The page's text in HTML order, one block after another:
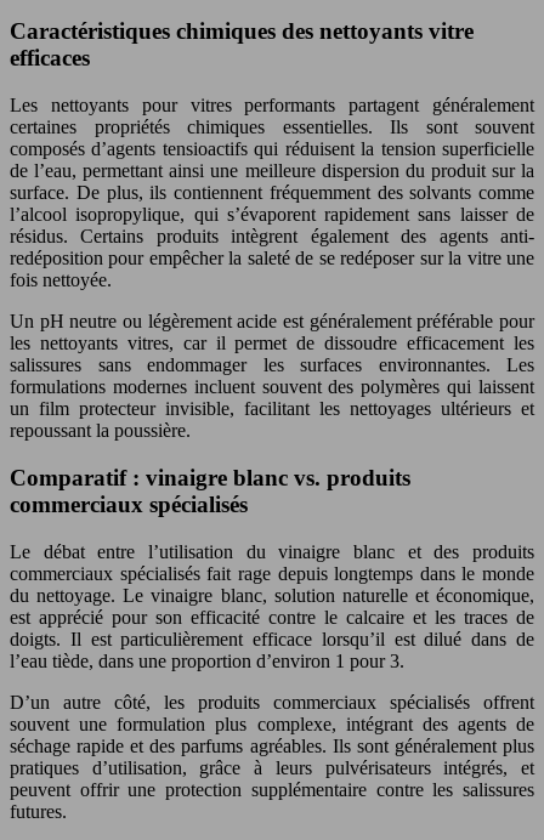
Caractéristiques chimiques des nettoyants vitre
efficaces
Les nettoyants pour vitres performants partagent généralement
certaines propriétés chimiques essentielles. Ils sont souvent
composés d’agents tensioactifs qui réduisent la tension superficielle
de l’eau, permettant ainsi une meilleure dispersion du produit sur la
surface. De plus, ils contiennent fréquemment des solvants comme
l’alcool isopropylique, qui s’évaporent rapidement sans laisser de
résidus. Certains produits intègrent également des agents anti-
redéposition pour empêcher la saleté de se redéposer sur la vitre une
fois nettoyée.
Un pH neutre ou légèrement acide est généralement préférable pour
les nettoyants vitres, car il permet de dissoudre efficacement les
salissures sans endommager les surfaces environnantes. Les
formulations modernes incluent souvent des polymères qui laissent
un film protecteur invisible, facilitant les nettoyages ultérieurs et
repoussant la poussière.
Comparatif : vinaigre blanc vs. produits
commerciaux spécialisés
Le débat entre l’utilisation du vinaigre blanc et des produits
commerciaux spécialisés fait rage depuis longtemps dans le monde
du nettoyage. Le vinaigre blanc, solution naturelle et économique,
est apprécié pour son efficacité contre le calcaire et les traces de
doigts. Il est particulièrement efficace lorsqu’il est dilué dans de
l’eau tiède, dans une proportion d’environ 1 pour 3.
D’un autre côté, les produits commerciaux spécialisés offrent
souvent une formulation plus complexe, intégrant des agents de
séchage rapide et des parfums agréables. Ils sont généralement plus
pratiques d’utilisation, grâce à leurs pulvérisateurs intégrés, et
peuvent offrir une protection supplémentaire contre les salissures
futures.